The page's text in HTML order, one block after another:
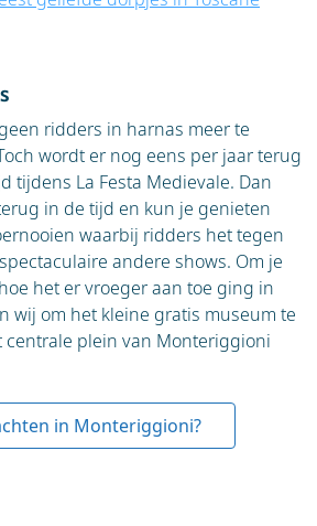
ridders in harnas meer te
wordt er nog eens per jaar terug
tijdens La Festa Medievale. Dan
in de tijd en kun je genieten
waarbij ridders het tegen
andere shows. Om je
het er vroeger aan toe ging in
wij om het kleine gratis museum te
centrale plein van Monteriggioni
in Monteriggioni?